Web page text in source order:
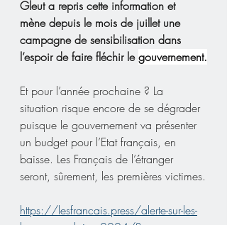
Gleut a repris cette information et
mène depuis le mois de juillet une
campagne de sensibilisation dans
l’espoir de faire fléchir le gouvernement.
Et pour l’année prochaine ? La
situation risque encore de se dégrader
puisque le gouvernement va présenter
un budget pour l’Etat français, en
baisse. Les Français de l’étranger
seront, sûrement, les premières victimes.
https://lesfrancais.press/alerte-sur-les-